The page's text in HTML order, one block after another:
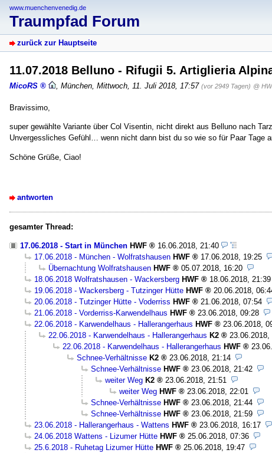
www.muenchenvenedig.de
Traumpfad Forum
zurück zur Hauptseite
11.07.2018 Belluno - Rifugii 5. Artiglieria
MicoRS , München, Mittwoch, 11. Juli 2018, 17:57 (vor 2949 Tagen) @
Bravissimo,
super gewählte Variante über Col Visentin, nicht direkt aus Belluno nach
Unvergessliches Gefühl… wenn nicht dann bist du so wie so für Paar Tage
Schöne Grüße, Ciao!
antworten
gesamter Thread:
17.06.2018 - Start in München HWF
16.06.2018, 21:40
17.06.2018 - München - Wolfratshausen HWF
17.06.2018, 19:25
Übernachtung Wolfratshausen HWF
05.07.2018, 16:20
18.06.2018 Wolfratshausen - Wackersberg HWF
18.06.2018, 21:39
19.06.2018 - Wackersberg - Tutzinger Hütte HWF
20.06.2018,
20.06.2018 - Tutzinger Hütte - Voderriss HWF
21.06.2018, 07:54
21.06.2018 - Vorderriss-Karwendelhaus HWF
23.06.2018, 09:28
22.06.2018 - Karwendelhaus - Hallerangerhaus HWF
23.06.2018,
22.06.2018 - Karwendelhaus - Hallerangerhaus K2
23.06.2018,
22.06.2018 - Karwendelhaus - Hallerangerhaus HWF
Schnee-Verhältnisse K2
23.06.2018, 21:14
Schnee-Verhältnisse HWF
23.06.2018, 21:42
weiter Weg K2
23.06.2018, 21:51
weiter Weg HWF
23.06.2018, 22:01
Schnee-Verhältnisse HWF
23.06.2018, 21:44
Schnee-Verhältnisse HWF
23.06.2018, 21:59
23.06.2018 - Hallerangerhaus - Wattens HWF
23.06.2018, 16:17
24.06.2018 Wattens - Lizumer Hütte HWF
25.06.2018, 07:36
25.6.2018 - Ruhetag Lizumer Hütte HWF
25.06.2018, 19:47